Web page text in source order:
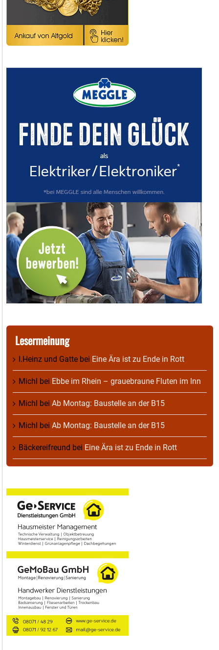
Lesermeinung
I.Heinz und Gatte bei Eine Ära ist zu Ende in Rott
Michl bei Ebbe im Rhein – grauebraune Fluten im Inn
Michl bei Ab Montag: Baustelle an der B15
Michl bei Ab Montag: Baustelle an der B15
Bäckereifreund bei Eine Ära ist zu Ende in Rott